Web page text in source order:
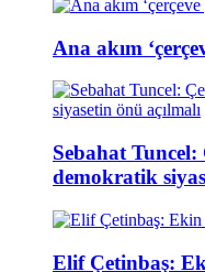
Ana akım
Sebahat Tuncel:
demokratik
Elif Çetinbaş: